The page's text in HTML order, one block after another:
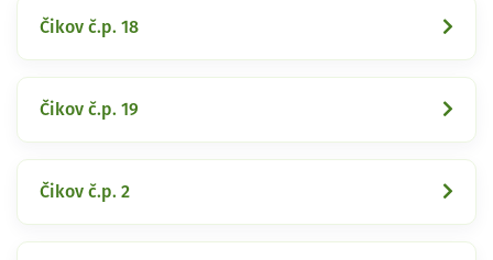
Čikov č.p. 18
Čikov č.p. 19
Čikov č.p. 2